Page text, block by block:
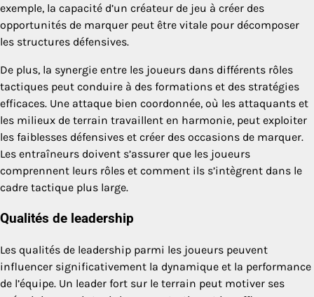
exemple, la capacité d’un créateur de jeu à créer des
opportunités de marquer peut être vitale pour décomposer
les structures défensives.
De plus, la synergie entre les joueurs dans différents rôles
tactiques peut conduire à des formations et des stratégies
efficaces. Une attaque bien coordonnée, où les attaquants et
les milieux de terrain travaillent en harmonie, peut exploiter
les faiblesses défensives et créer des occasions de marquer.
Les entraîneurs doivent s’assurer que les joueurs
comprennent leurs rôles et comment ils s’intègrent dans le
cadre tactique plus large.
Qualités de leadership
Les qualités de leadership parmi les joueurs peuvent
influencer significativement la dynamique et la performance
de l’équipe. Un leader fort sur le terrain peut motiver ses